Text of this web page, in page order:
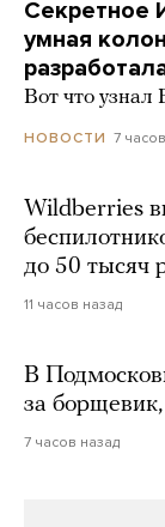
Секретное
умная
Вот что узнал
НОВОСТИ 7
Wildberries
до 50 тысяч
11 часов назад
В
за
7 часов назад